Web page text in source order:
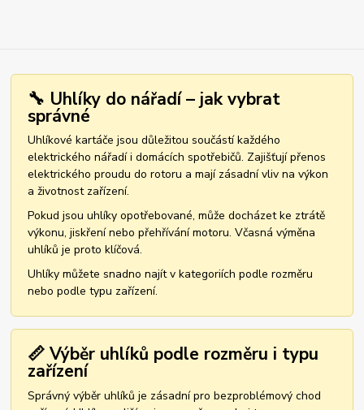
🔧 Uhlíky do nářadí – jak vybrat
správné
Uhlíkové kartáče jsou důležitou součástí každého
elektrického nářadí i domácích spotřebičů. Zajišťují přenos
elektrického proudu do rotoru a mají zásadní vliv na výkon
a životnost zařízení.
Pokud jsou uhlíky opotřebované, může docházet ke ztrátě
výkonu, jiskření nebo přehřívání motoru. Včasná výměna
uhlíků je proto klíčová.
Uhlíky můžete snadno najít v kategoriích podle rozměru
nebo podle typu zařízení.
📏 Výběr uhlíků podle rozměru i typu
zařízení
Správný výběr uhlíků je zásadní pro bezproblémový chod